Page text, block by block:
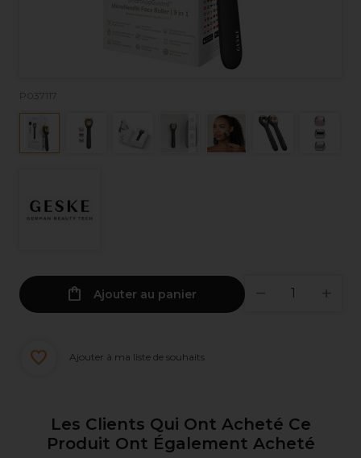
P037117
Ajouter au panier
Ajouter à ma liste de souhaits
Les Clients Qui Ont Acheté Ce
Produit Ont Également Acheté